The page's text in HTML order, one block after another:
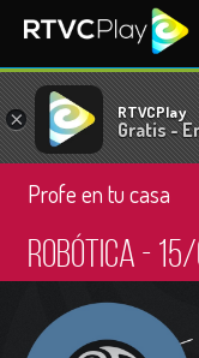
× RTVCPlay
Gratis -
Profe en tu casa
Robótica -